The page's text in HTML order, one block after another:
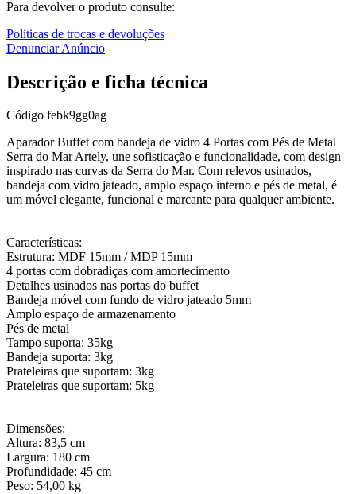
Para devolver o produto consulte:
Políticas de trocas e devoluções
Denunciar Anúncio
Descrição e ficha técnica
Código febk9gg0ag
Aparador Buffet com bandeja de vidro 4 Portas com Pés de Metal
Serra do Mar Artely, une sofisticação e funcionalidade, com design
inspirado nas curvas da Serra do Mar. Com relevos usinados,
bandeja com vidro jateado, amplo espaço interno e pés de metal, é
um móvel elegante, funcional e marcante para qualquer ambiente.
Características:
Estrutura: MDF 15mm / MDP 15mm
4 portas com dobradiças com amortecimento
Detalhes usinados nas portas do buffet
Bandeja móvel com fundo de vidro jateado 5mm
Amplo espaço de armazenamento
Pés de metal
Tampo suporta: 35kg
Bandeja suporta: 3kg
Prateleiras que suportam: 3kg
Prateleiras que suportam: 5kg
Dimensões:
Altura: 83,5 cm
Largura: 180 cm
Profundidade: 45 cm
Peso: 54,00 kg